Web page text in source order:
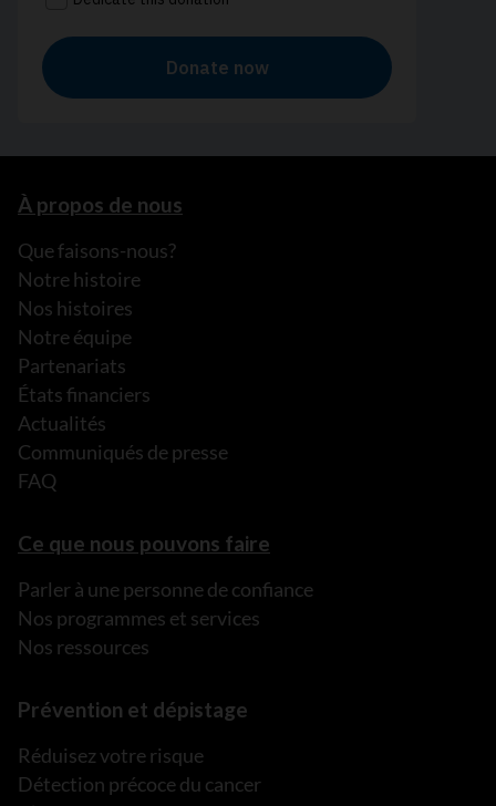
À propos de nous
Que faisons-nous?
Notre histoire
Nos histoires
Notre équipe
Partenariats
États financiers
Actualités
Communiqués de presse
FAQ
Ce que nous pouvons faire
Parler à une personne de confiance
Nos programmes et services
Nos ressources
Prévention et dépistage
Réduisez votre risque
Détection précoce du cancer